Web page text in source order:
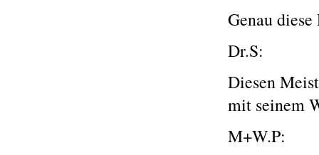
Genau
Dr.S:
Diesen
mit seinem
M+W.P: